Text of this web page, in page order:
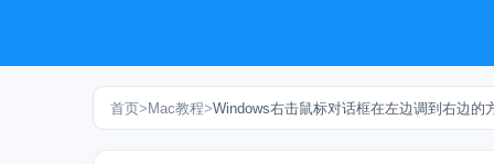
首页>Mac教程>Windows右击鼠标对话框在左边调到右边的